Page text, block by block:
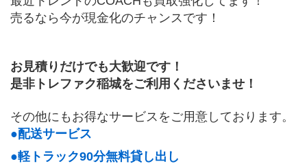
売るなら今が現金化のチャンスです！
お見積りだけでも大歓迎です！
是非トレファク稲城をご利用くださいませ！
その他にもお得なサービスをご用意しております。
●配送サービス
●軽トラック90分無料貸し出し